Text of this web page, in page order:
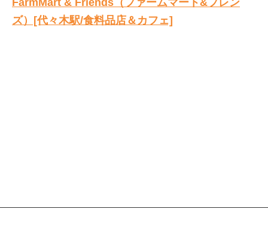
FarmMart & Friends（ファームマート&フレン
ズ）[代々木駅/食料品店＆カフェ]